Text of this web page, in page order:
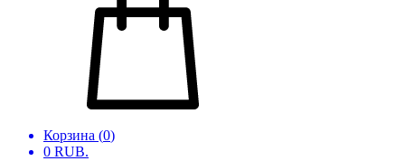
Корзина (0)
0 RUB.